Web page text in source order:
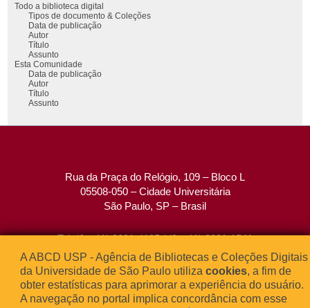
Todo a biblioteca digital
Tipos de documento & Coleções
Data de publicação
Autor
Título
Assunto
Esta Comunidade
Data de publicação
Autor
Título
Assunto
Rua da Praça do Relógio, 109 – Bloco L
05508-050 – Cidade Universitária
São Paulo, SP – Brasil
Tel: (0xx11) 3091-4195 / (0xx11) 3091-1541
Fax: (0xx11) 3091-1567
E-mail:atendimento@abcd.usp.br
A ABCD USP - Agência de Bibliotecas e Coleções Digitais
da Universidade de São Paulo utiliza cookies, a fim de
obter estatísticas para aprimorar a experiência do usuário.
A navegação no portal implica concordância com esse